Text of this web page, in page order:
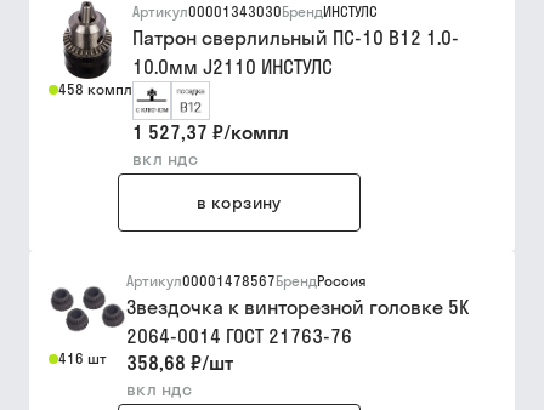
458 компл
Артикул00001343030БрендИНСТУЛС
Патрон сверлильный ПС-10 В12 1.0-
10.0мм J2110 ИНСТУЛС
1 527,37 ₽/компл
вкл ндс
в корзину
416 шт
Артикул00001478567БрендРоссия
Звездочка к винторезной головке 5К
2064-0014 ГОСТ 21763-76
358,68 ₽/шт
вкл ндс